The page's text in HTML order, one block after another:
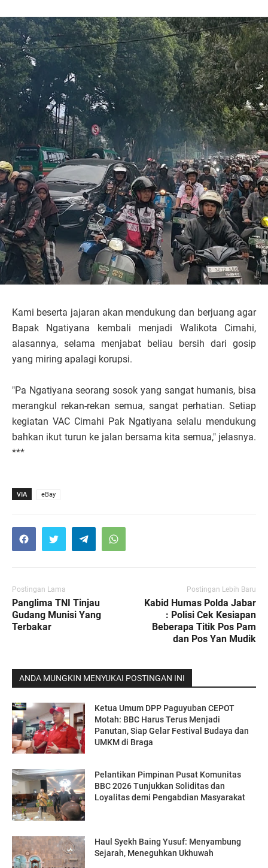
Kami beserta jajaran akan mendukung dan berjuang agar
Bapak Ngatiyana kembali menjadi Walikota Cimahi,
alasannya, selama menjabat beliau bersih dari gosip
yang miring apalagi korupsi.
"Pa Ngatiyana seorang sosok yang sangat humanis, bisa
merangkul rekan-rekan semua, sangat perhatian. Setiap
kegiatan VAC Cimahi Pak Ngatiyana selalu mendukung
bahkan ikut turun ke jalan bersama kita semua," jelasnya.
***
VIA eBay
Postingan Lama
Panglima TNI Tinjau
Gudang Munisi Yang
Terbakar
Postingan Lebih Baru
Kabid Humas Polda Jabar
: Polisi Cek Kesiapan
Beberapa Titik Pos Pam
dan Pos Yan Mudik
ANDA MUNGKIN MENYUKAI POSTINGAN INI
Ketua Umum DPP Paguyuban CEPOT
Motah: BBC Harus Terus Menjadi
Panutan, Siap Gelar Festival Budaya dan
UMKM di Braga
Pelantikan Pimpinan Pusat Komunitas
BBC 2026 Tunjukkan Soliditas dan
Loyalitas demi Pengabdian Masyarakat
Haul Syekh Baing Yusuf: Menyambung
Sejarah, Meneguhkan Ukhuwah